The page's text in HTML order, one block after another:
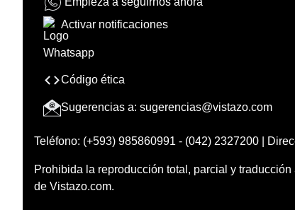
Activar notificaciones
Código ética
Sugerencias a: sugerencias@vistazo.com
Teléfono: (+593) 985860991 - (042) 2327200 |
Prohibida la reproducción total, parcial y
de Vistazo.com.